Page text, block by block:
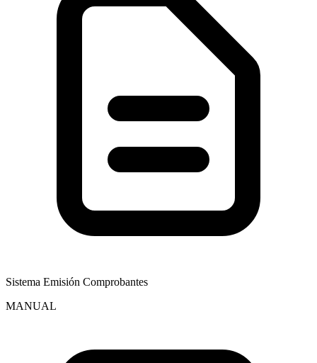
Sistema Emisión Comprobantes
MANUAL